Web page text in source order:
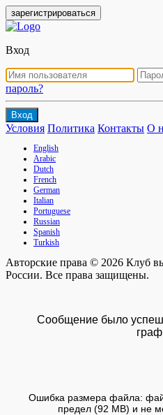
зарегистрироваться
Вход
пароль?
Вход
Условия Политика Контакты О
English
Arabic
Dutch
French
German
Italian
Portuguese
Russian
Spanish
Turkish
Авторские права © 2026 Клуб
России. Все права защищены.
Сообщение было
Ошибка размера файла:
предел (92 MB) и не